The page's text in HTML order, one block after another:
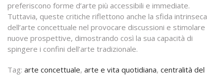
preferiscono forme d’arte più accessibili e immediate.
Tuttavia, queste critiche riflettono anche la sfida intrinseca
dell’arte concettuale nel provocare discussioni e stimolare
nuove prospettive, dimostrando così la sua capacità di
spingere i confini dell’arte tradizionale.
Tag: arte concettuale, arte e vita quotidiana, centralità del